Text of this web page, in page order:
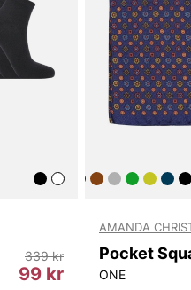
99 kr
339 kr
AMANDA
Pocket
ONE